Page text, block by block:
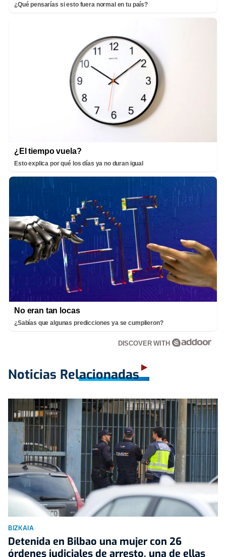
¿Qué pensarías si esto fuera normal en tu país?
¿El tiempo vuela?
Esto explica por qué los días ya no duran igual
No eran tan locas
¿Sabías que algunas predicciones ya se cumplieron?
DISCOVER WITH
Noticias Relacionadas
BIZKAIA
Detenida en Bilbao una mujer con 26
órdenes judiciales de arresto, una de ellas